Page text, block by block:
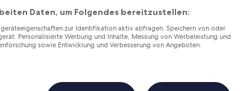
Prämien für jede
Übernachtung
Mehr
Daten, um Folgendes bereitzustellen:
zur Identifikation aktiv abfragen. Speichern von oder
Personalisierte Werbung und Inhalte, Messung von Werbeleistung und
sowie Entwicklung und Verbesserung von Angeboten.